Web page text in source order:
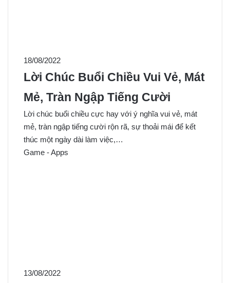
18/08/2022
Lời Chúc Buổi Chiều Vui Vẻ, Mát
Mẻ, Tràn Ngập Tiếng Cười
Lời chúc buổi chiều cực hay với ý nghĩa vui vẻ, mát
mẻ, tràn ngập tiếng cười rộn rã, sự thoải mái để kết
thúc một ngày dài làm việc,…
Game - Apps
13/08/2022